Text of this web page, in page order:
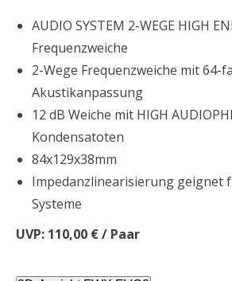
AUDIO SYSTEM 2-WEGE HIGH
Frequenzweiche
2-Wege Frequenzweiche mit 64-
Akustikanpassung
12 dB Weiche mit HIGH
Kondensatoten
84x129x38mm
Impedanzlinearisierung geignet
Systeme
UVP: 110,00 € / Paar